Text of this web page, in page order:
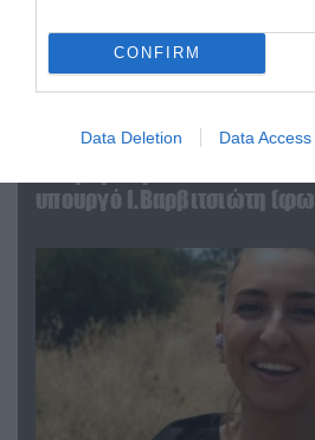
CONFIRM
Data Deletion Data Access
04.08.2026 | 15:02
υπουργό Ι.Βαρβιτσιώτη